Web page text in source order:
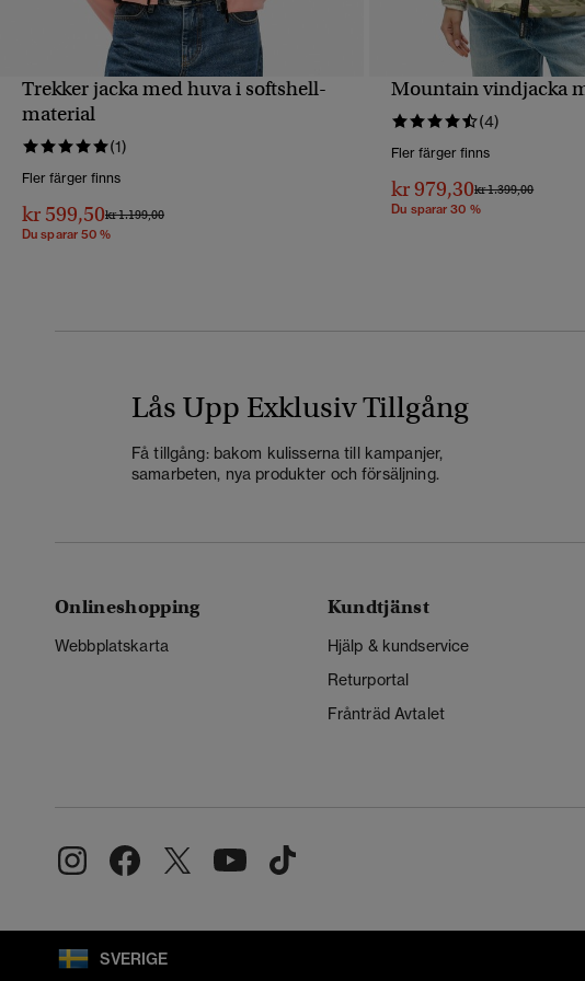
Trekker jacka med huva i softshell-
material
(1)
Fler färger finns
kr 599,50Pris reducerat från
kr 1.199,00till
Du sparar 50 %
SNABBVY
Mountain vindjacka
(4)
Fler färger finns
kr 979,30Pris reducerat från
kr 1.399,00till
Du sparar 30 %
Lås Upp Exklusiv Tillgång
Få tillgång: bakom kulisserna till kampanjer,
samarbeten, nya produkter och försäljning.
Onlineshopping
Webbplatskarta
Kundtjänst
Hjälp & kundservice
Returportal
Frånträd Avtalet
SVERIGE